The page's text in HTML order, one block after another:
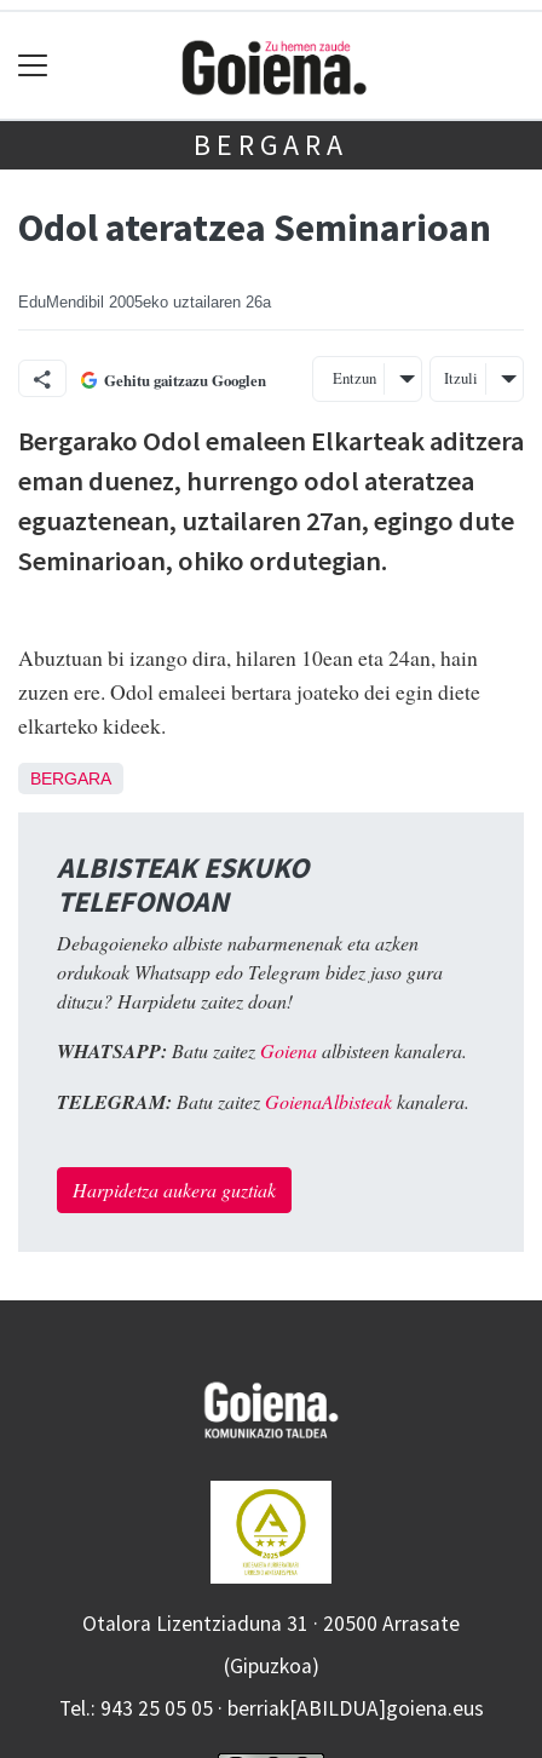
BERGARA
Odol ateratzea Seminarioan
EduMendibil 2005eko uztailaren 26a
Gehitu gaitzazu Googlen Entzun Itzuli
Bergarako Odol emaleen Elkarteak aditzera
eman duenez, hurrengo odol ateratzea
eguaztenean, uztailaren 27an, egingo dute
Seminarioan, ohiko ordutegian.
Abuztuan bi izango dira, hilaren 10ean eta 24an, hain
zuzen ere. Odol emaleei bertara joateko dei egin diete
elkarteko kideek.
BERGARA
ALBISTEAK ESKUKO
TELEFONOAN
Debagoieneko albiste nabarmenenak eta azken
ordukoak Whatsapp edo Telegram bidez jaso gura
dituzu? Harpidetu zaitez doan!
WHATSAPP: Batu zaitezGoienaalbisteen kanalera.
TELEGRAM: Batu zaitezGoienaAlbisteakkanalera.
Harpidetza aukera guztiak
Otalora Lizentziaduna 31 · 20500 Arrasate
(Gipuzkoa)
Tel.: 943 25 05 05 · berriak[ABILDUA]goiena.eus